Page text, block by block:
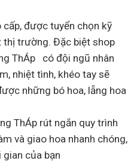
được tuyển chọn kỹ
thị trường. Đặc biệt shop
ThÁp
có đội ngũ nhân
nhiệt tình, khéo tay sẽ
những bó hoa, lẵng hoa
ThÁp rút ngắn quy trình
và giao hoa nhanh chóng,
của bạn